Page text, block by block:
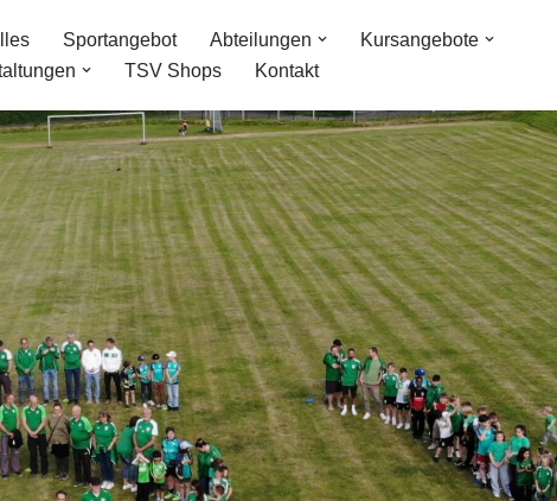
Sportangebot Abteilungen
Kursangebote
TSV Shops Kontakt